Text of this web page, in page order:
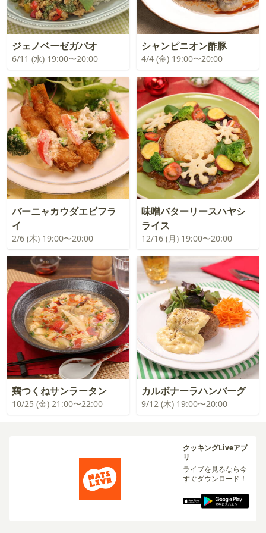
ジェノベーゼガパオ
6/11 (水) 19:00〜20:00
シャンピニオン酢豚
4/4 (金) 19:00〜20:00
バーニャカウダエビフラ
イ
2/6 (木) 19:00〜20:00
味噌バターリースハヤシ
ライス
12/16 (月) 19:00〜20:00
鶏つくねサンラータン
10/25 (金) 21:00〜22:00
カルボナーラハンバーグ
9/12 (木) 19:00〜20:00
クッキングLiveアプ
リ
ライブを見るなら今
すぐダウンロード！